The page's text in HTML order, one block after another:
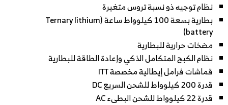
نظام توجيه ذو نسبة تروس متغيرة
بطارية بسعة 100 كيلوواط ساعة (Ternary lithium
battery)
مضخات حرارية للبطارية
نظام الكبح المتكامل الذكي وإعادة الطاقة للبطارية
قماشات فرامل إيطالية مخصصة ITT
قدرة 200 كيلوواط للشحن السريع DC
قدرة 22 كيلوواط للشحن البطىء AC